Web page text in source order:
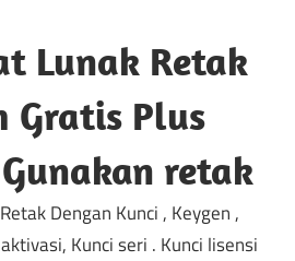
Lunak Retak
Gratis Plus
retak
Dengan Kunci , Keygen ,
Kunci seri . Kunci lisensi